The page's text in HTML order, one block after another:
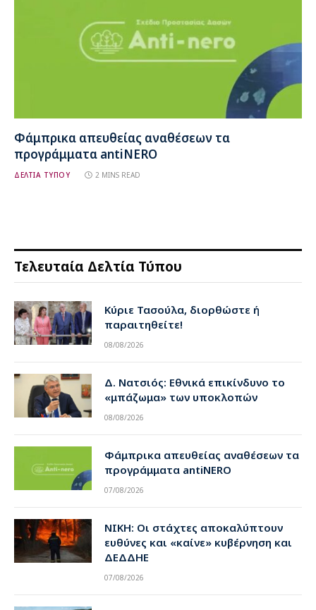
Φάμπρικα απευθείας αναθέσεων τα
προγράμματα antiNERO
ΔΕΛΤΙΑ ΤΥΠΟΥ 2 MINS READ
Τελευταία Δελτία Τύπου
Κύριε Τασούλα, διορθώστε ή
παραιτηθείτε!
08/08/2026
Δ. Νατσιός: Εθνικά επικίνδυνο το
«μπάζωμα» των υποκλοπών
08/08/2026
Φάμπρικα απευθείας αναθέσεων τα
προγράμματα antiNERO
07/08/2026
ΝΙΚΗ: Οι στάχτες αποκαλύπτουν
ευθύνες και «καίνε» κυβέρνηση και
ΔΕΔΔΗΕ
07/08/2026